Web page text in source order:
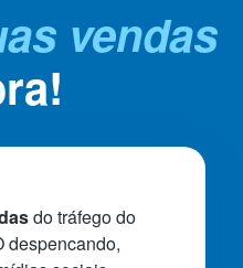
vendas
do tráfego do
despencando,